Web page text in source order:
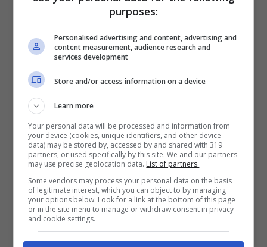
Nei due giorni seguenti, tra mercoledì e
giovedì, ascolteremo nuovamente le canzoni
in gara ma con più calma. Gli artisti saranno,
infatti,divisi nelle due serate con 15
esibizioni per voltama tutti i cantanti
purposes:
Personalised advertising and content, advertising and
content measurement, audience research and
services development
Store and/or access information on a device
Learn more
Your personal data will be processed and information from
your device (cookies, unique identifiers, and other device
data) may be stored by, accessed by and shared with 319
partners, or used specifically by this site. We and our partners
may use precise geolocation data. List of partners.
Some vendors may process your personal data on the basis
of legitimate interest, which you can object to by managing
your options below. Look for a link at the bottom of this page
or in the site menu to manage or withdraw consent in privacy
and cookie settings.